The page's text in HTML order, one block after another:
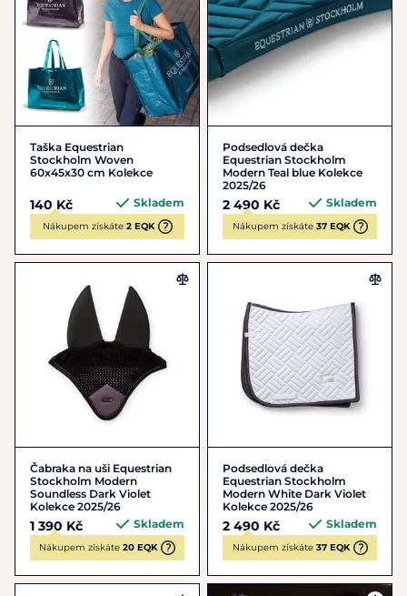
Taška Equestrian
Stockholm Woven
60x45x30 cm Kolekce
140 Kč Skladem
Nákupem získáte 2 EQK
Podsedlová dečka
Equestrian Stockholm
Modern Teal blue Kolekce
2025/26
2 490 Kč Skladem
Nákupem získáte 37 EQK
Čabraka na uši Equestrian
Stockholm Modern
Soundless Dark Violet
Kolekce 2025/26
1 390 Kč Skladem
Nákupem získáte 20 EQK
Podsedlová dečka
Equestrian Stockholm
Modern White Dark Violet
Kolekce 2025/26
2 490 Kč Skladem
Nákupem získáte 37 EQK